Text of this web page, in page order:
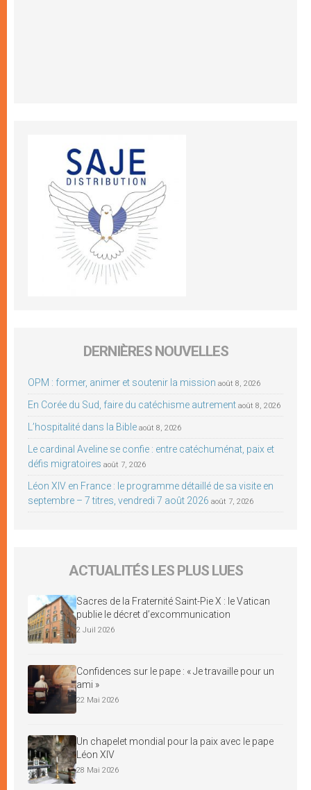
DERNIÈRES NOUVELLES
OPM : former, animer et soutenir la mission août 8, 2026
En Corée du Sud, faire du catéchisme autrement août 8, 2026
L’hospitalité dans la Bible août 8, 2026
Le cardinal Aveline se confie : entre catéchuménat, paix et
défis migratoires août 7, 2026
Léon XIV en France : le programme détaillé de sa visite en
septembre – 7 titres, vendredi 7 août 2026 août 7, 2026
ACTUALITÉS LES PLUS LUES
Sacres de la Fraternité Saint-Pie X : le Vatican
publie le décret d’excommunication
2 Juil 2026
Confidences sur le pape : « Je travaille pour un
ami »
22 Mai 2026
Un chapelet mondial pour la paix avec le pape
Léon XIV
28 Mai 2026